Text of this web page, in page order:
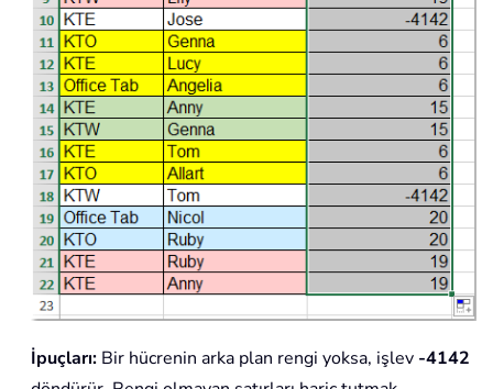
İpuçları: Bir hücrenin arka plan rengi yoksa, işlev -4142